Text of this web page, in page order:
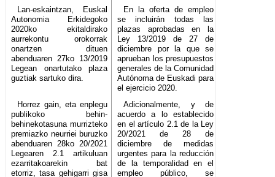
Lan-eskaintzan, Euskal
Autonomia Erkidegoko
2020ko ekitaldirako
aurrekontu orokorrak
onartzen dituen
abenduaren 27ko 13/2019
Legean onartutako plaza
guztiak sartuko dira.
En la oferta de empleo
se incluirán todas las
plazas aprobadas en la
Ley 13/2019 de 27 de
diciembre por la que se
aprueban los presupuestos
generales de la Comunidad
Autónoma de Euskadi para
el ejercicio 2020.
Horrez gain, eta enplegu
publikoko behin-
behinekotasuna murrizteko
premiazko neurriei buruzko
abenduaren 28ko 20/2021
Legearen 2.1 artikuluan
ezarritakoarekin bat
etorriz, tasa gehigarri gisa
Adicionalmente, y de
acuerdo a lo establecido
en el artículo 2.1 de la Ley
20/2021 de 28 de
diciembre de medidas
urgentes para la reducción
de la temporalidad en el
empleo público, se